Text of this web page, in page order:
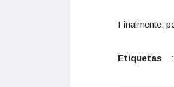
Finalmente,
Etiquetas :